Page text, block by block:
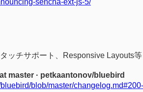
ッチサポート、Responsive Layouts等
master · petkaantonov/bluebird
blob/master/